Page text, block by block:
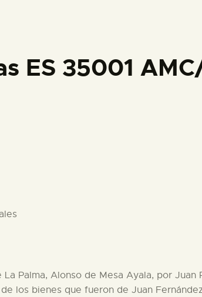
ES 35001
Palma, Alonso de Mesa Ayala, por Juan
los bienes que fueron de Juan